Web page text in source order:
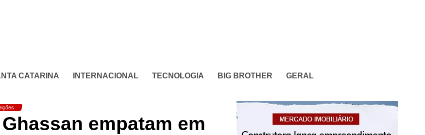
CATARINA INTERNACIONAL TECNOLOGIA BIG BROTHER GERAL
empatam em